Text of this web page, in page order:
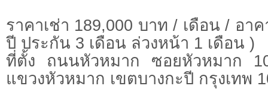
ราคาเช่า 189,000 บาท / เดือน / อ
ปี ประกัน 3 เดือน ล่วงหน้า 1 เดือน )
ที่ตั้ง ถนนหัวหมาก ซอยหัวหมาก
แขวงหัวหมาก เขตบางกะปี กรุงเทพ